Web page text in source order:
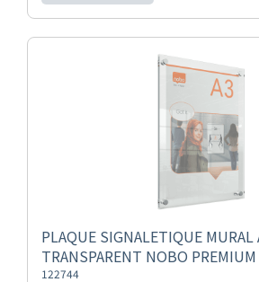
PLAQUE SIGNALETIQUE MURAL
TRANSPARENT NOBO
122744